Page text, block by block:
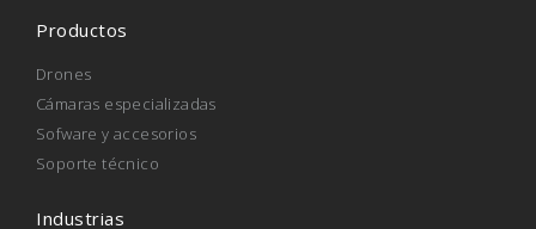
Productos
Drones
Cámaras especializadas
Sofware y accesorios
Soporte técnico
Industrias